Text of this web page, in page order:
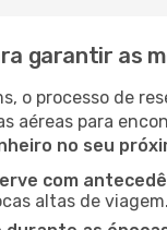
garantir as
o processo de
aéreas para
no seu
com
altas de